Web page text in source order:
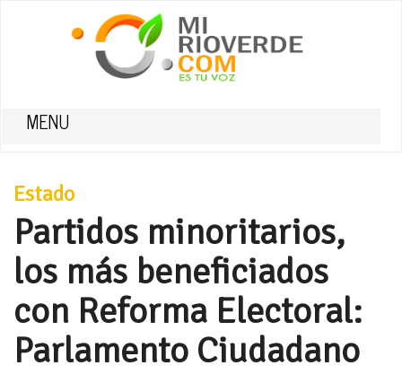
MENU
Estado
Partidos minoritarios,
los más beneficiados
con Reforma Electoral:
Parlamento Ciudadano